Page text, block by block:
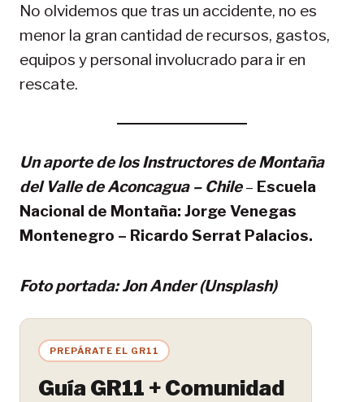
No olvidemos que tras un accidente, no es
menor la gran cantidad de recursos, gastos,
equipos y personal involucrado para ir en
rescate.
Un aporte de los Instructores de Montaña
del Valle de Aconcagua – Chile– Escuela
Nacional de Montaña: Jorge Venegas
Montenegro – Ricardo Serrat Palacios.
Foto portada: Jon Ander (Unsplash)
PREPÁRATE EL GR11
Guía GR11 + Comunidad